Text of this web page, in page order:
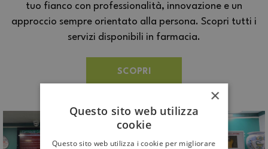
tuo fianco con professionalità, innovazione e un
approccio sempre orientato alla persona. Scopri tutti i
servizi disponibili in farmacia.
SCOPRI
×
Questo sito web utilizza
cookie
Questo sito web utilizza i cookie per migliorare